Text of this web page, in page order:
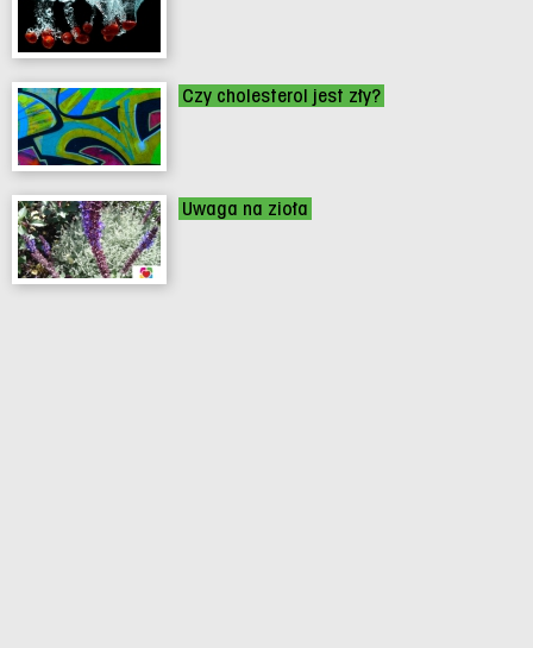
Czy cholesterol jest zły?
Uwaga na zioła